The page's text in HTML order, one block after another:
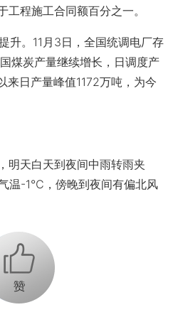
程施工合同额百分之一。
。11月3日，全国统调电厂存
煤炭产量继续增长，日调度产
来日产量峰值1172万吨，为今
天白天到夜间中雨转雨夹
温-1℃，傍晚到夜间有偏北风
+1